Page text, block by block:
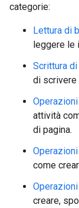
categorie:
Lettura di
leggere le
Scrittura
di scrivere
attività
di pagina.
come
creare,